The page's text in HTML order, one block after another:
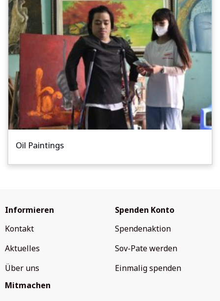
Oil Paintings
Informieren
Kontakt
Aktuelles
Über uns
Mitmachen
Spenden Konto
Spendenaktion
Sov-Pate werden
Einmalig spenden